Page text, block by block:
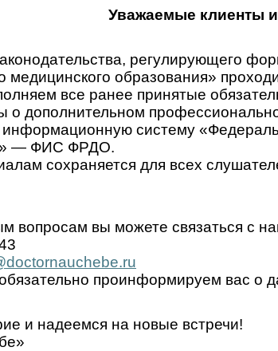
Уважаемые клиенты
регулирующего
образования»
все ранее принятые
о дополнительном
систему
— ФИС ФРДО.
сохраняется для всех
вопросам вы можете связаться с
проинформируем вас о
и надеемся на новые встречи!